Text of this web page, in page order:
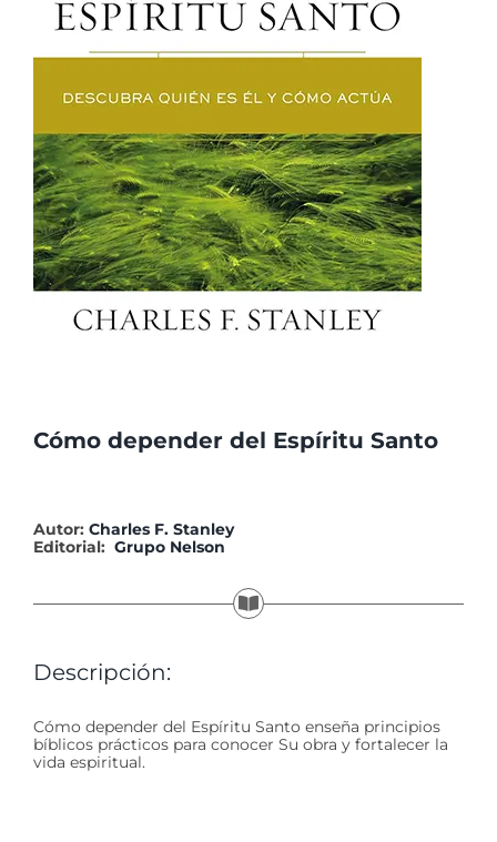
Cómo depender del Espíritu Santo
Autor: Charles F. Stanley
Editorial: Grupo Nelson
Descripción:
Cómo depender del Espíritu Santo enseña principios
bíblicos prácticos para conocer Su obra y fortalecer la
vida espiritual.